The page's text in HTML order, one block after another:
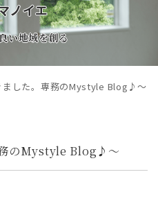
ノイエ
い地域を創る
ました。専務のMystyle Blog♪～
務のMystyle Blog♪～